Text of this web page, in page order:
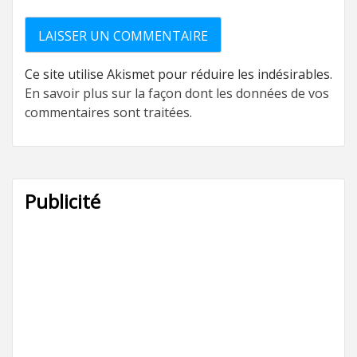
Ce site utilise Akismet pour réduire les indésirables.
En savoir plus sur la façon dont les données de vos
commentaires sont traitées.
Publicité